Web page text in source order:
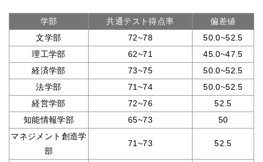
学部 共通テスト得点率
偏差値
文学部
72~78
50.0~52.5
理工学部
62~71
45.0~47.5
経済学部
73~75
50.0~52.5
法学部
71~74
50.0~52.5
経営学部
72~76
52.5
知能情報学部
65~73
50
マネジメント創造学
部
71~73 52.5